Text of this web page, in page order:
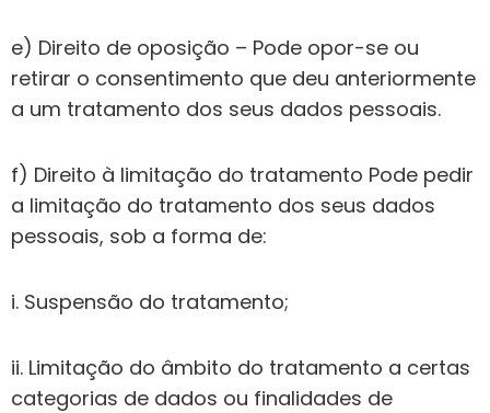
e) Direito de oposição – Pode opor-se ou
retirar o consentimento que deu anteriormente
a um tratamento dos seus dados pessoais.
f) Direito à limitação do tratamento Pode pedir
a limitação do tratamento dos seus dados
pessoais, sob a forma de:
i. Suspensão do tratamento;
ii. Limitação do âmbito do tratamento a certas
categorias de dados ou finalidades de